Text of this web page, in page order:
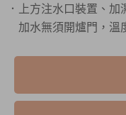
．上方注水口裝置、
加水無須開爐門，溫